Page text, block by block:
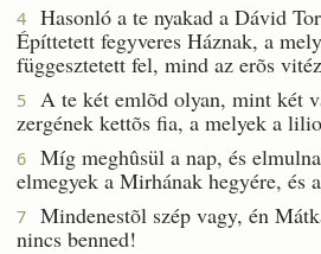
4
Hasonló a te nyakad a Dávid
Építtetett fegyveres Háznak, a
függesztetett fel, mind az erõs
5
A te két emlõd olyan, mint két
zergének kettõs fia, a melyek a
6
Míg meghûsül a nap, és
elmegyek a Mirhának hegyére, és
7
Mindenestõl szép vagy, én
nincs benned!